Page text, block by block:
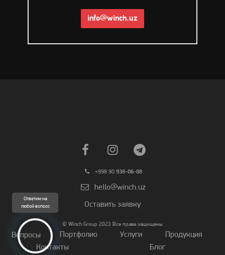
info@winch.uz
+998 90938-06-08
hello@winch.uz
Оставить заявку
© Winch Group 2023 Все права защищены
Вопросы Портфолио Услуги
Продукция
Контакты
Блог
Ответим на
любой вопрос